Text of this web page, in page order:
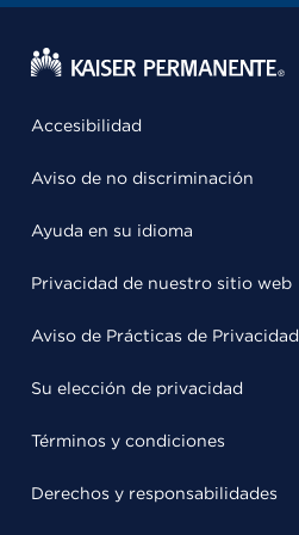
Accesibilidad
Aviso de no discriminación
Ayuda en su idioma
Privacidad de nuestro sitio web
Aviso de Prácticas de Privacidad
Su elección de privacidad
Términos y condiciones
Derechos y responsabilidades